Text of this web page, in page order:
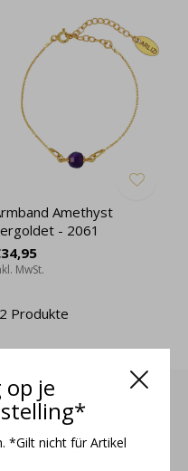
je
*Gilt nicht für Artikel
Amethyst
- 2061
MwSt.
Produkte
für unseren